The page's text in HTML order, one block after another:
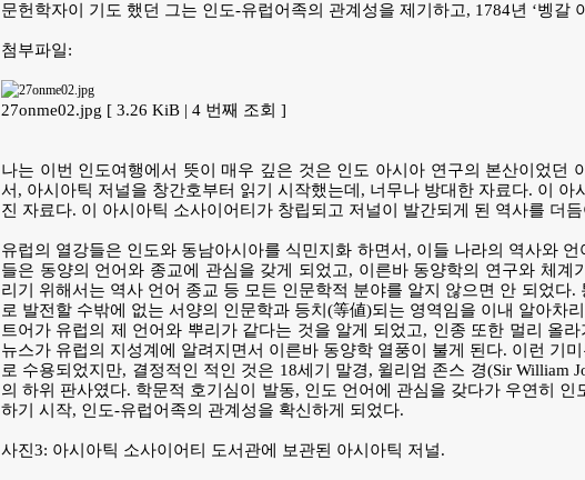
문헌학자이 기도 했던 그는 인도-유럽어족의 관계성을 제기하고, 1784년 ‘벵갈
첨부파일:
27onme02.jpg [ 3.26 KiB | 4 번째 조회 ]
나는 이번 인도여행에서 뜻이 매우 깊은 것은 인도 아시아 연구의 본산이었
서, 아시아틱 저널을 창간호부터 읽기 시작했는데, 너무나 방대한 자료다. 이
진 자료다. 이 아시아틱 소사이어티가 창립되고 저널이 발간되게 된 역사를 더
유럽의 열강들은 인도와 동남아시아를 식민지화 하면서, 이들 나라의 역사와
들은 동양의 언어와 종교에 관심을 갖게 되었고, 이른바 동양학의 연구와 체
리기 위해서는 역사 언어 종교 등 모든 인문학적 분야를 알지 않으면 안 되었
로 발전할 수밖에 없는 서양의 인문학과 등치(等値)되는 영역임을 이내 알아
트어가 유럽의 제 언어와 뿌리가 같다는 것을 알게 되었고, 인종 또한 멀리 올
뉴스가 유럽의 지성계에 알려지면서 이른바 동양학 열풍이 불게 된다. 이런 기
로 수용되었지만, 결정적인 적인 것은 18세기 말경, 윌리엄 존스 경(Sir William
의 하위 판사였다. 학문적 호기심이 발동, 인도 언어에 관심을 갖다가 우연히
하기 시작, 인도-유럽어족의 관계성을 확신하게 되었다.
사진3: 아시아틱 소사이어티 도서관에 보관된 아시아틱 저널.